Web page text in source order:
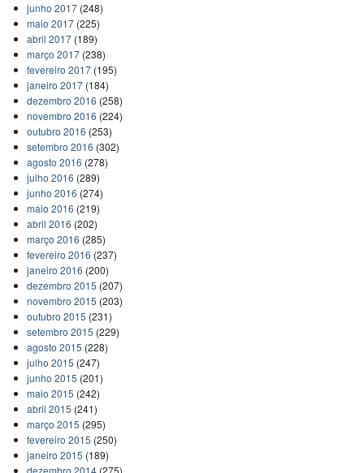
junho 2017(248)
maio 2017(225)
abril 2017(189)
março 2017(238)
fevereiro 2017(195)
janeiro 2017(184)
dezembro 2016 (258)
novembro 2016 (224)
outubro 2016 (253)
setembro 2016 (302)
agosto 2016 (278)
julho 2016 (289)
junho 2016 (274)
maio 2016 (219)
abril 2016 (202)
março 2016 (285)
fevereiro 2016 (237)
janeiro 2016 (200)
dezembro 2015 (207)
novembro 2015 (203)
outubro 2015 (231)
setembro 2015 (229)
agosto 2015 (228)
julho 2015 (247)
junho 2015 (201)
maio 2015 (242)
abril 2015 (241)
março 2015 (295)
fevereiro 2015 (250)
janeiro 2015 (189)